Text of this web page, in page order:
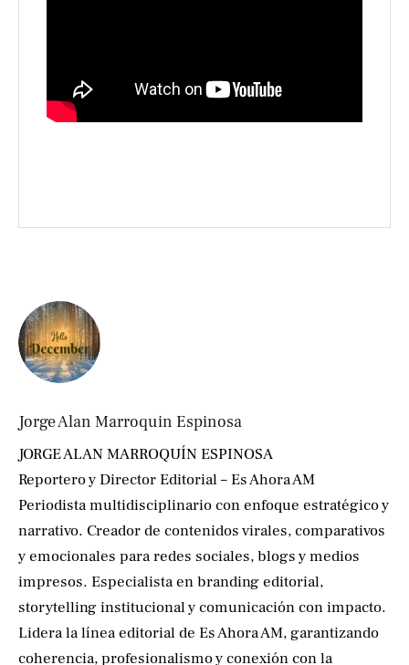
Jorge Alan Marroquin Espinosa
JORGE ALAN MARROQUÍN ESPINOSA
Reportero y Director Editorial – Es Ahora AM
Periodista multidisciplinario con enfoque estratégico y
narrativo. Creador de contenidos virales, comparativos
y emocionales para redes sociales, blogs y medios
impresos. Especialista en branding editorial,
storytelling institucional y comunicación con impacto.
Lidera la línea editorial de Es Ahora AM, garantizando
coherencia, profesionalismo y conexión con la